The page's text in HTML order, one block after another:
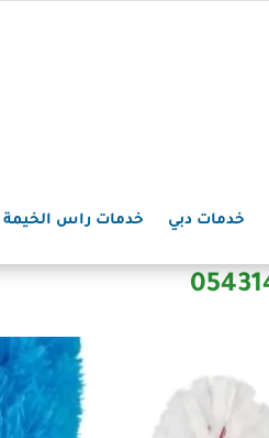
خدمات دبي خدمات راس الخيمة